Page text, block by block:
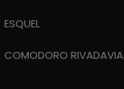
ESQUEL
COMODORO RIVADAVIA